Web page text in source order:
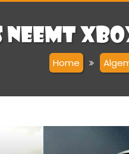
neemt
Home